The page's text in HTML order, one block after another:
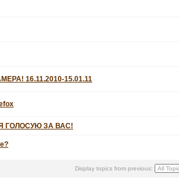
16.11.2010-15.01.11
ГОЛОСУЮ ЗА ВАС!
Display topics from previous: